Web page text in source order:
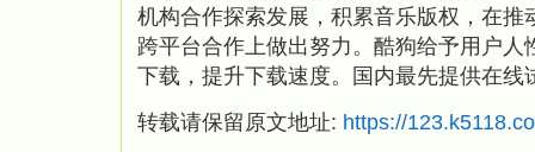
机构合作探索发展，积累音乐版权，在推
跨平台合作上做出努力。酷狗给予用户人
下载，提升下载速度。国内最先提供在线
转载请保留原文地址: https://